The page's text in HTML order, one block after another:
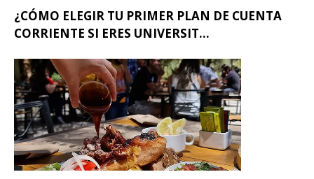
¿CÓMO ELEGIR TU PRIMER PLAN DE CUENTA
CORRIENTE SI ERES UNIVERSIT...